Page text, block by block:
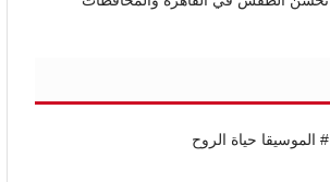
# الموسيقا حياة الروح